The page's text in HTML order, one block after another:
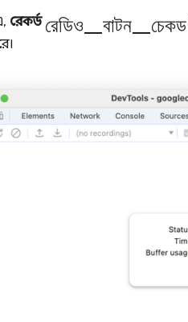
রেকর্ড রেডিও_বাটন_চেকড